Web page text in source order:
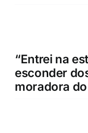
“Entrei na
esconder
moradora